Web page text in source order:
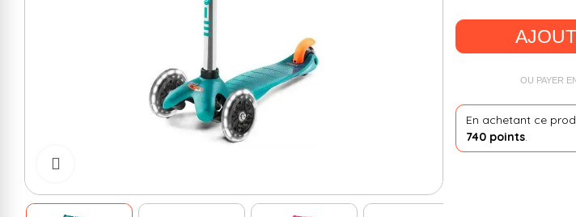
OU PAYER EN
En achetant ce
740 points.